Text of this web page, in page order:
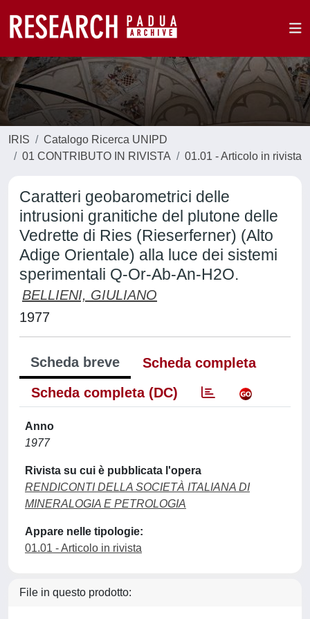
IRIS
Catalogo Ricerca UNIPD
01 CONTRIBUTO IN RIVISTA
01.01 - Articolo in rivista
Caratteri geobarometrici delle
intrusioni granitiche del plutone delle
Vedrette di Ries (Rieserferner) (Alto
Adige Orientale) alla luce dei sistemi
sperimentali Q-Or-Ab-An-H2O.
BELLIENI, GIULIANO
1977
Scheda breve
Scheda completa
Scheda completa (DC)
Anno
1977
Rivista su cui è pubblicata l'opera
RENDICONTI DELLA SOCIETÀ ITALIANA DI
MINERALOGIA E PETROLOGIA
Appare nelle tipologie:
01.01 - Articolo in rivista
File in questo prodotto: